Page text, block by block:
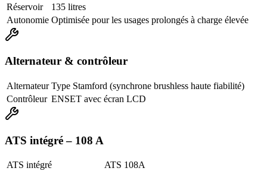
Réservoir
135 litres
Autonomie Optimisée pour les usages prolongés à charge élevée
Alternateur & contrôleur
Alternateur Type Stamford (synchrone brushless haute fiabilité)
Contrôleur ENSET avec écran LCD
ATS intégré – 108 A
ATS intégré
ATS 108A